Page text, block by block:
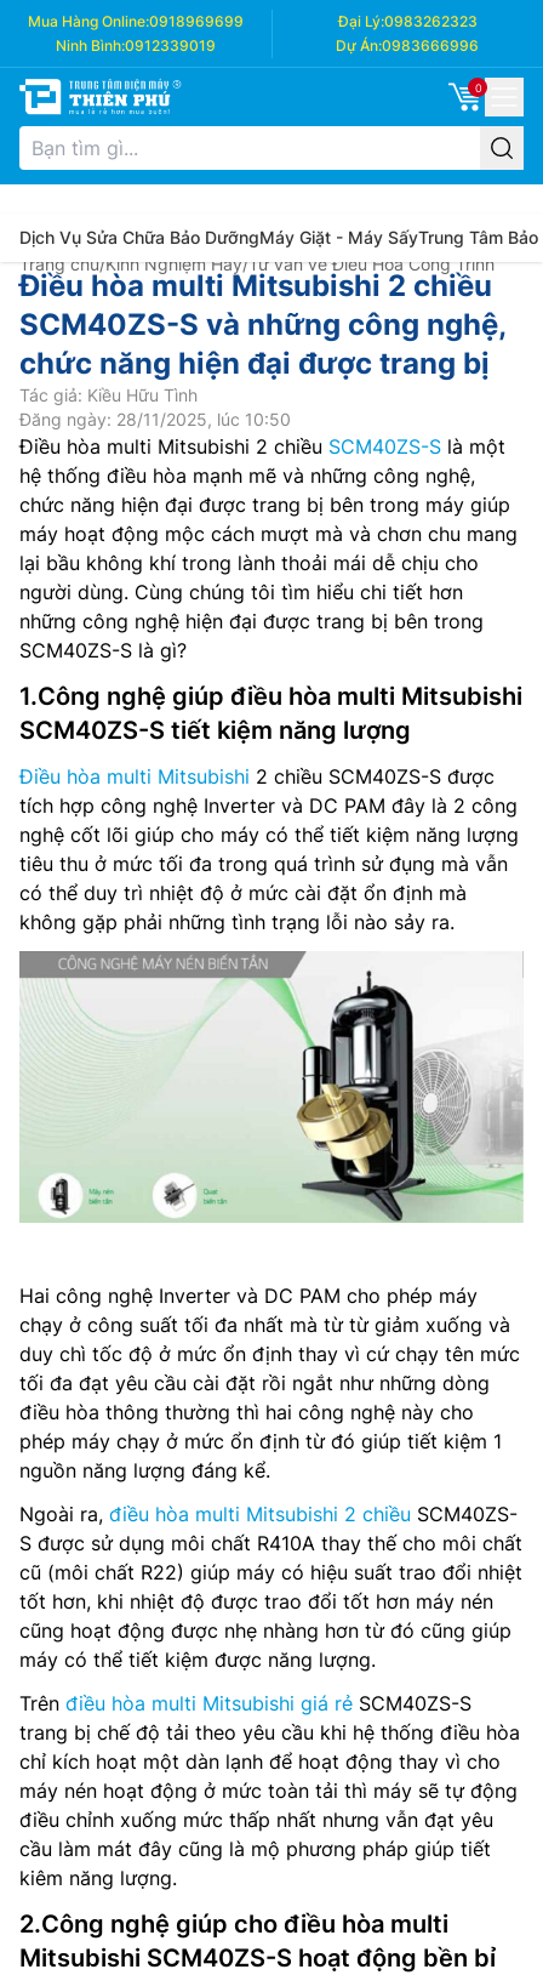
Mua Hàng Online:0918969699 Đại Lý:0983262323
Ninh Bình:0912339019 Dự Án:0983666996
0
Dịch Vụ Sửa Chữa Bảo DưỡngMáy Giặt - Máy SấyTrung Tâm Bảo
Trang chủ/Kinh Nghiệm Hay/Tư vấn về Điều Hòa Công Trình
Điều hòa multi Mitsubishi 2 chiều
SCM40ZS-S và những công nghệ,
chức năng hiện đại được trang bị
Tác giả: Kiều Hữu Tình
Đăng ngày: 28/11/2025, lúc 10:50
Điều hòa multi Mitsubishi 2 chiều SCM40ZS-S là một
hệ thống điều hòa mạnh mẽ và những công nghệ,
chức năng hiện đại được trang bị bên trong máy giúp
máy hoạt động mộc cách mượt mà và chơn chu mang
lại bầu không khí trong lành thoải mái dễ chịu cho
người dùng. Cùng chúng tôi tìm hiểu chi tiết hơn
những công nghệ hiện đại được trang bị bên trong
SCM40ZS-S là gì?
1.Công nghệ giúp điều hòa multi Mitsubishi
SCM40ZS-S tiết kiệm năng lượng
Điều hòa multi Mitsubishi 2 chiều SCM40ZS-S được
tích hợp công nghệ Inverter và DC PAM đây là 2 công
nghệ cốt lõi giúp cho máy có thể tiết kiệm năng lượng
tiêu thu ở mức tối đa trong quá trình sử đụng mà vẫn
có thể duy trì nhiệt độ ở mức cài đặt ổn định mà
không gặp phải những tình trạng lỗi nào sảy ra.
Hai công nghệ Inverter và DC PAM cho phép máy
chạy ở công suất tối đa nhất mà từ từ giảm xuống và
duy chì tốc độ ở mức ổn định thay vì cứ chạy tên mức
tối đa đạt yêu cầu cài đặt rồi ngắt như những dòng
điều hòa thông thường thì hai công nghệ này cho
phép máy chạy ở mức ổn định từ đó giúp tiết kiệm 1
nguồn năng lượng đáng kể.
Ngoài ra, điều hòa multi Mitsubishi 2 chiều SCM40ZS-
S được sử dụng môi chất R410A thay thế cho môi chất
cũ (môi chất R22) giúp máy có hiệu suất trao đổi nhiệt
tốt hơn, khi nhiệt độ được trao đổi tốt hơn máy nén
cũng hoạt động được nhẹ nhàng hơn từ đó cũng giúp
máy có thể tiết kiệm được năng lượng.
Trên điều hòa multi Mitsubishi giá rẻ SCM40ZS-S
trang bị chế độ tải theo yêu cầu khi hệ thống điều hòa
chỉ kích hoạt một dàn lạnh để hoạt động thay vì cho
máy nén hoạt động ở mức toàn tải thì máy sẽ tự động
điều chỉnh xuống mức thấp nhất nhưng vẫn đạt yêu
cầu làm mát đây cũng là mộ phương pháp giúp tiết
kiêm năng lượng.
2.Công nghệ giúp cho điều hòa multi
Mitsubishi SCM40ZS-S hoạt động bền bỉ